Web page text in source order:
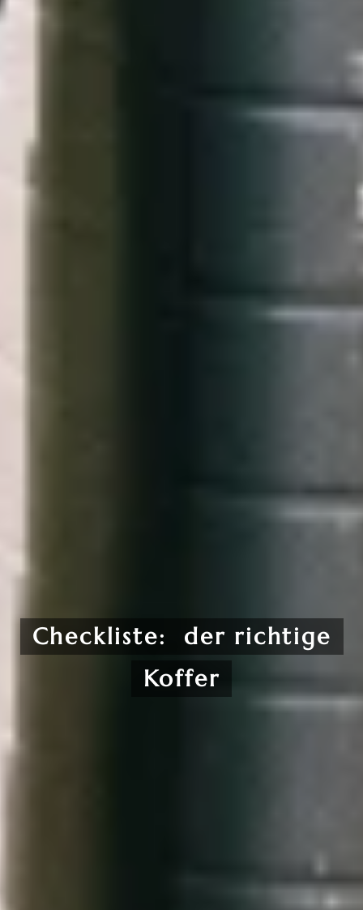
Checkliste: der richtige
Koffer